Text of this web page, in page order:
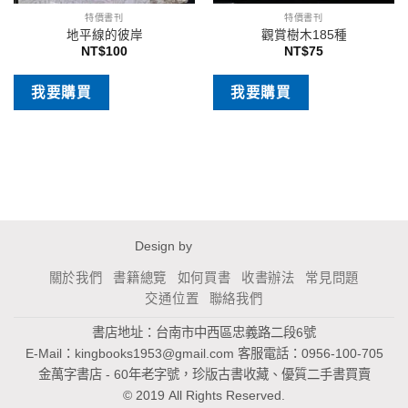
特價書刊
地平線的彼岸
NT$100
我要購買
特價書刊
觀賞樹木185種
NT$75
我要購買
Design by
關於我們 書籍總覽 如何買書 收書辦法
常見問題
交通位置
聯絡我們
書店地址：台南市中西區忠義路二段6號
E-Mail： kingbooks1953@gmail.com 客服電話：0956-100-705
金萬字書店 - 60年老字號，珍版古書收藏、優質二手書買賣
© 2019 All Rights Reserved.